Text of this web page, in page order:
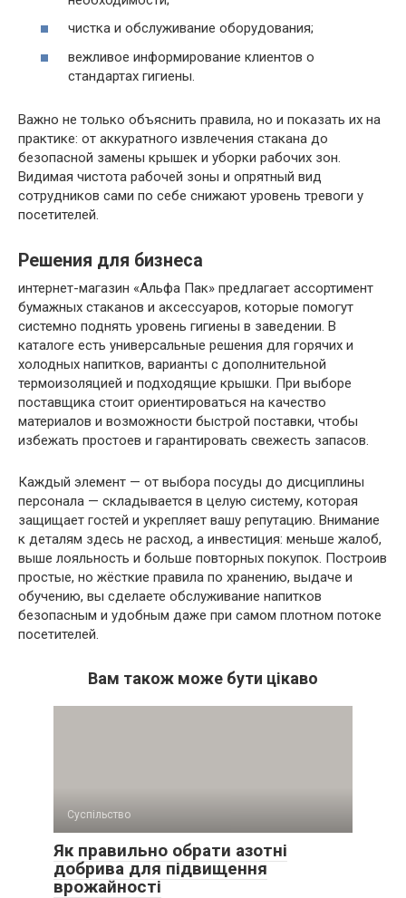
чистка и обслуживание оборудования;
вежливое информирование клиентов о
стандартах гигиены.
Важно не только объяснить правила, но и показать их на
практике: от аккуратного извлечения стакана до
безопасной замены крышек и уборки рабочих зон.
Видимая чистота рабочей зоны и опрятный вид
сотрудников сами по себе снижают уровень тревоги у
посетителей.
Решения для бизнеса
интернет-магазин «Альфа Пак» предлагает ассортимент
бумажных стаканов и аксессуаров, которые помогут
системно поднять уровень гигиены в заведении. В
каталоге есть универсальные решения для горячих и
холодных напитков, варианты с дополнительной
термоизоляцией и подходящие крышки. При выборе
поставщика стоит ориентироваться на качество
материалов и возможности быстрой поставки, чтобы
избежать простоев и гарантировать свежесть запасов.
Каждый элемент — от выбора посуды до дисциплины
персонала — складывается в целую систему, которая
защищает гостей и укрепляет вашу репутацию. Внимание
к деталям здесь не расход, а инвестиция: меньше жалоб,
выше лояльность и больше повторных покупок. Построив
простые, но жёсткие правила по хранению, выдаче и
обучению, вы сделаете обслуживание напитков
безопасным и удобным даже при самом плотном потоке
посетителей.
Вам також може бути цікаво
Суспільство
Як правильно обрати азотні
добрива для підвищення
врожайності